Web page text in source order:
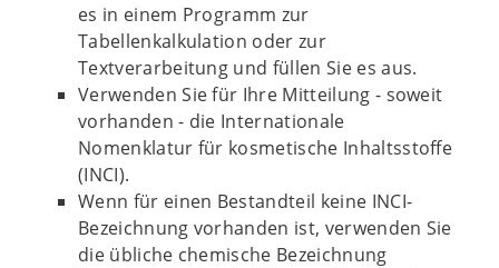
es in einem Programm zur
Tabellenkalkulation oder zur
Textverarbeitung und füllen Sie es aus.
Verwenden Sie für Ihre Mitteilung - soweit
vorhanden - die Internationale
Nomenklatur für kosmetische Inhaltsstoffe
(INCI).
Wenn für einen Bestandteil keine INCI-
Bezeichnung vorhanden ist, verwenden Sie
die übliche chemische Bezeichnung